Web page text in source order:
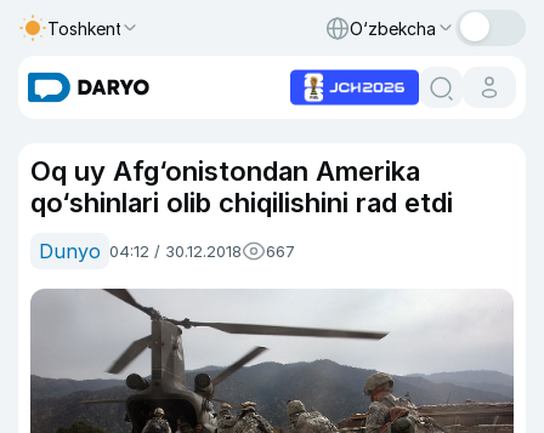
Toshkent O‘zbekcha
Oq uy Afg‘onistondan Amerika
qo‘shinlari olib chiqilishini rad etdi
Dunyo 04:12 / 30.12.2018 667